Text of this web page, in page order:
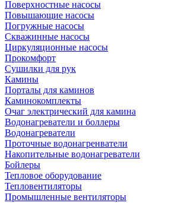
Поверхностные насосы
Повышающие насосы
Погружные насосы
Скважинные насосы
Циркуляционные насосы
Прокомфорт
Сушилки для рук
Камины
Порталы для каминов
Каминокомплекты
Очаг электрический для камина
Водонагреватели и боллеры
Водонагреватели
Проточные водонагренватели
Накопительные водонагреватели
Бойлеры
Тепловое оборудование
Тепловентиляторы
Промышленные вентиляторы